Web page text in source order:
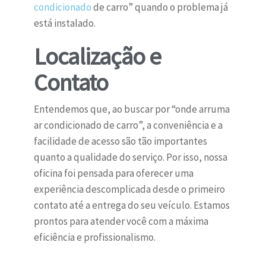
condicionadode carro” quando o problema já
está instalado.
Localização e
Contato
Entendemos que, ao buscar por “onde arruma
ar condicionado de carro”, a conveniência e a
facilidade de acesso são tão importantes
quanto a qualidade do serviço. Por isso, nossa
oficina foi pensada para oferecer uma
experiência descomplicada desde o primeiro
contato até a entrega do seu veículo. Estamos
prontos para atender você com a máxima
eficiência e profissionalismo.